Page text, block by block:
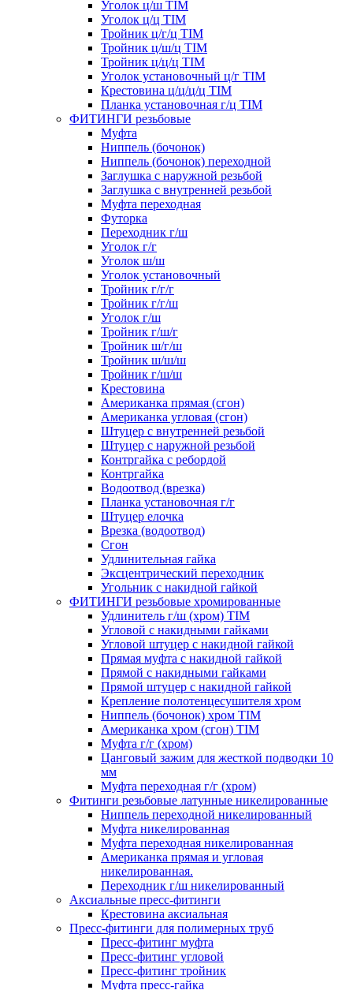
Уголок ц/ш TIM
Уголок ц/ц TIM
Тройник ц/г/ц TIM
Тройник ц/ш/ц TIM
Тройник ц/ц/ц TIM
Уголок установочный ц/г TIM
Крестовина ц/ц/ц/ц TIM
Планка установочная г/ц TIM
ФИТИНГИ резьбовые
Муфта
Ниппель (бочонок)
Ниппель (бочонок) переходной
Заглушка с наружной резьбой
Заглушка с внутренней резьбой
Муфта переходная
Футорка
Переходник г/ш
Уголок г/г
Уголок ш/ш
Уголок установочный
Тройник г/г/г
Тройник г/г/ш
Уголок г/ш
Тройник г/ш/г
Тройник ш/г/ш
Тройник ш/ш/ш
Тройник г/ш/ш
Крестовина
Американка прямая (сгон)
Американка угловая (сгон)
Штуцер с внутренней резьбой
Штуцер с наружной резьбой
Контргайка с ребордой
Контргайка
Водоотвод (врезка)
Планка установочная г/г
Штуцер елочка
Врезка (водоотвод)
Сгон
Удлинительная гайка
Эксцентрический переходник
Угольник с накидной гайкой
ФИТИНГИ резьбовые хромированные
Удлинитель г/ш (хром) TIM
Угловой с накидными гайками
Угловой штуцер с накидной гайкой
Прямая муфта с накидной гайкой
Прямой с накидными гайками
Прямой штуцер с накидной гайкой
Крепление полотенцесушителя хром
Ниппель (бочонок) хром TIM
Американка хром (сгон) TIM
Муфта г/г (хром)
Цанговый зажим для жесткой подводки 10
мм
Муфта переходная г/г (хром)
Фитинги резьбовые латунные никелированные
Ниппель переходной никелированный
Муфта никелированная
Муфта переходная никелированная
Американка прямая и угловая
никелированная.
Переходник г/ш никелированный
Аксиальные пресс-фитинги
Крестовина аксиальная
Пресс-фитинги для полимерных труб
Пресс-фитинг муфта
Пресс-фитинг угловой
Пресс-фитинг тройник
Муфта пресс-гайка